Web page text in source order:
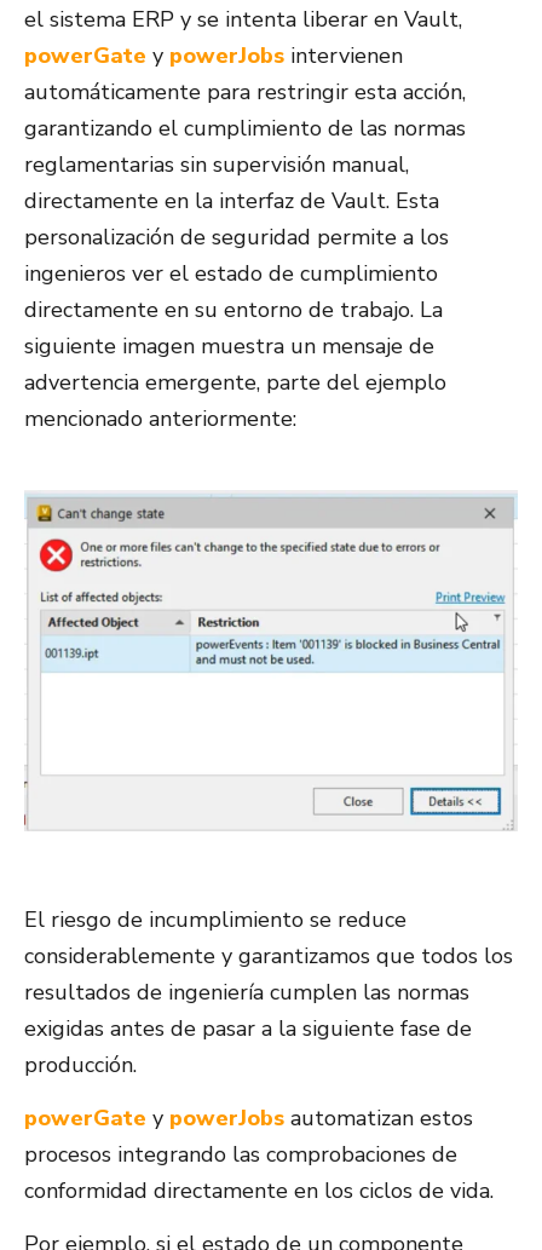
el sistema ERP y se intenta liberar en Vault,
powerGate y powerJobs intervienen
automáticamente para restringir esta acción,
garantizando el cumplimiento de las normas
reglamentarias sin supervisión manual,
directamente en la interfaz de Vault. Esta
personalización de seguridad permite a los
ingenieros ver el estado de cumplimiento
directamente en su entorno de trabajo. La
siguiente imagen muestra un mensaje de
advertencia emergente, parte del ejemplo
mencionado anteriormente:
El riesgo de incumplimiento se reduce
considerablemente y garantizamos que todos los
resultados de ingeniería cumplen las normas
exigidas antes de pasar a la siguiente fase de
producción.
powerGate y powerJobs automatizan estos
procesos integrando las comprobaciones de
conformidad directamente en los ciclos de vida.